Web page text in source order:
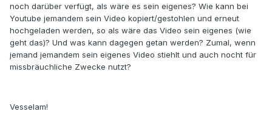
noch darüber verfügt, als wäre es sein eigenes? Wie kann bei
Youtube jemandem sein Video kopiert/gestohlen und erneut
hochgeladen werden, so als wäre das Video sein eigenes (wie
geht das)? Und was kann dagegen getan werden? Zumal, wenn
jemand jemandem sein eigenes Video stiehlt und auch nocht für
missbräuchliche Zwecke nutzt?
Vesselam!